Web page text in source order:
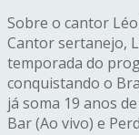
Sobre o cantor
Cantor sertanejo,
temporada do
conquistando o
já soma 19 anos
Bar (Ao vivo) e